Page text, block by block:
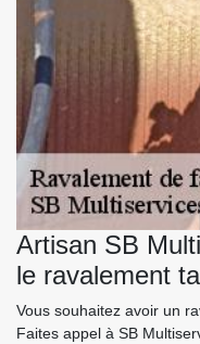
Artisan SB
le ravalement
Vous souhaitez avoir un
Faites appel à SB